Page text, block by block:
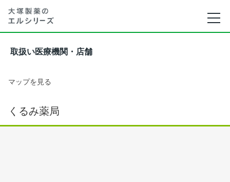
取扱い医療機関・店舗
マップを見る
くるみ薬局